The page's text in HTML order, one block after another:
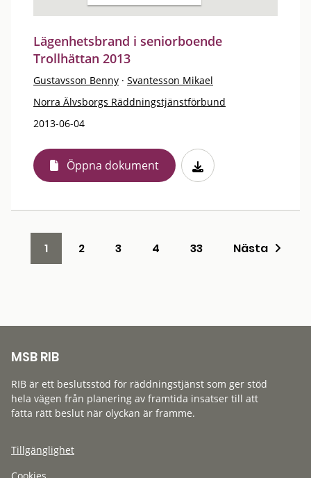
Lägenhetsbrand i seniorboende
Trollhättan 2013
Gustavsson Benny · Svantesson Mikael
Norra Älvsborgs Räddningstjänstförbund
2013-06-04
Öppna dokument
1 2 3 4 33 Nästa
MSB RIB
RIB är ett beslutsstöd för räddningstjänst som ger stöd
hela vägen från planering av framtida insatser till att
fatta rätt beslut när olyckan är framme.
Tillgänglighet